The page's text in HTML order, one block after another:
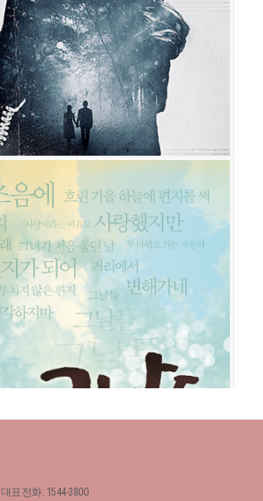
09-03
페라극장
오만석엄기준 오종혁 지창욱
철 이정열 고창석 이진희 김보정 최지호
유정이자영
02-07
대극장
표전화: 1544-3800